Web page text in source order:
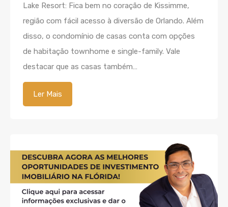
Lake Resort: Fica bem no coração de Kissimme,
região com fácil acesso à diversão de Orlando. Além
disso, o condomínio de casas conta com opções
de habitação townhome e single-family. Vale
destacar que as casas também…
Ler Mais